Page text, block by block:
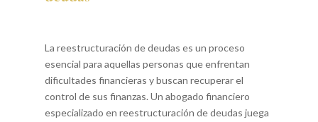
La reestructuración de deudas es un proceso
esencial para aquellas personas que enfrentan
dificultades financieras y buscan recuperar el
control de sus finanzas. Un abogado financiero
especializado en reestructuración de deudas juega